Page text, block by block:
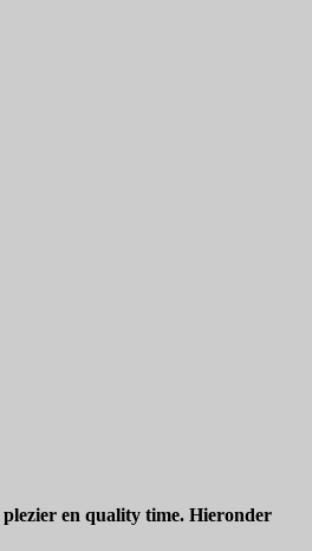
plezier en quality time. Hieronder